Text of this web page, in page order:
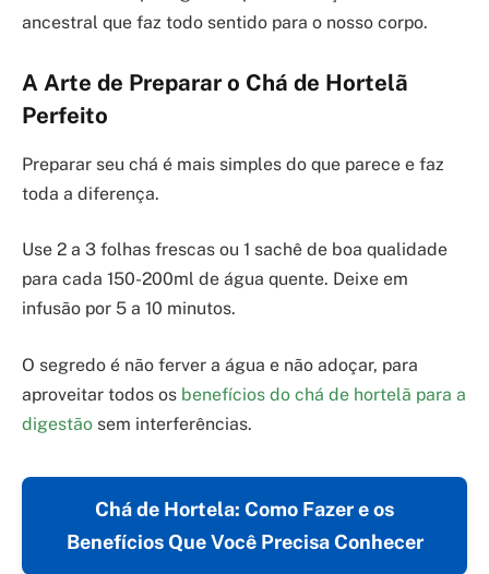
ancestral que faz todo sentido para o nosso corpo.
A Arte de Preparar o Chá de Hortelã
Perfeito
Preparar seu chá é mais simples do que parece e faz
toda a diferença.
Use 2 a 3 folhas frescas ou 1 sachê de boa qualidade
para cada 150-200ml de água quente. Deixe em
infusão por 5 a 10 minutos.
O segredo é não ferver a água e não adoçar, para
aproveitar todos os benefícios do chá de hortelã para a
digestão sem interferências.
Chá de Hortela: Como Fazer e os
Benefícios Que Você Precisa Conhecer